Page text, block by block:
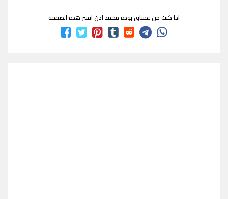
اذا كنت من عشاق بوده محمد اذن انشر هذه الصفحة